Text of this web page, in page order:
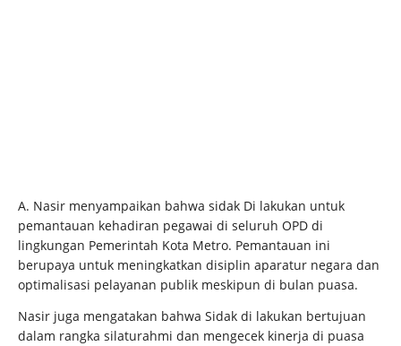
A. Nasir menyampaikan bahwa sidak Di lakukan untuk
pemantauan kehadiran pegawai di seluruh OPD di
lingkungan Pemerintah Kota Metro. Pemantauan ini
berupaya untuk meningkatkan disiplin aparatur negara dan
optimalisasi pelayanan publik meskipun di bulan puasa.
Nasir juga mengatakan bahwa Sidak di lakukan bertujuan
dalam rangka silaturahmi dan mengecek kinerja di puasa